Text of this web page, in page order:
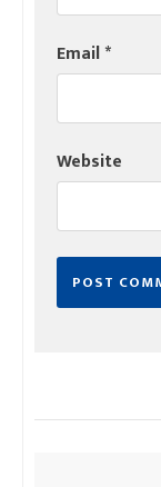
Email*
Website